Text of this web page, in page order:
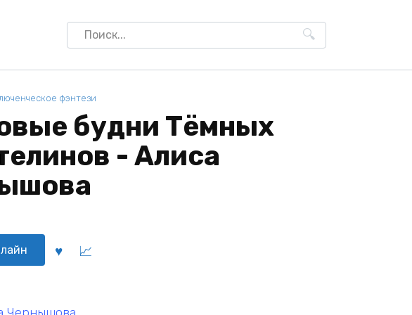
Search
for:
фэнтези
будни Тёмных
- Алиса
Чернышова